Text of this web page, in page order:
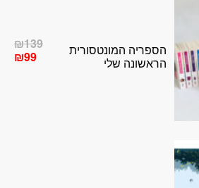
הספריה המונטסורית
הראשונה שלי
₪139
₪99